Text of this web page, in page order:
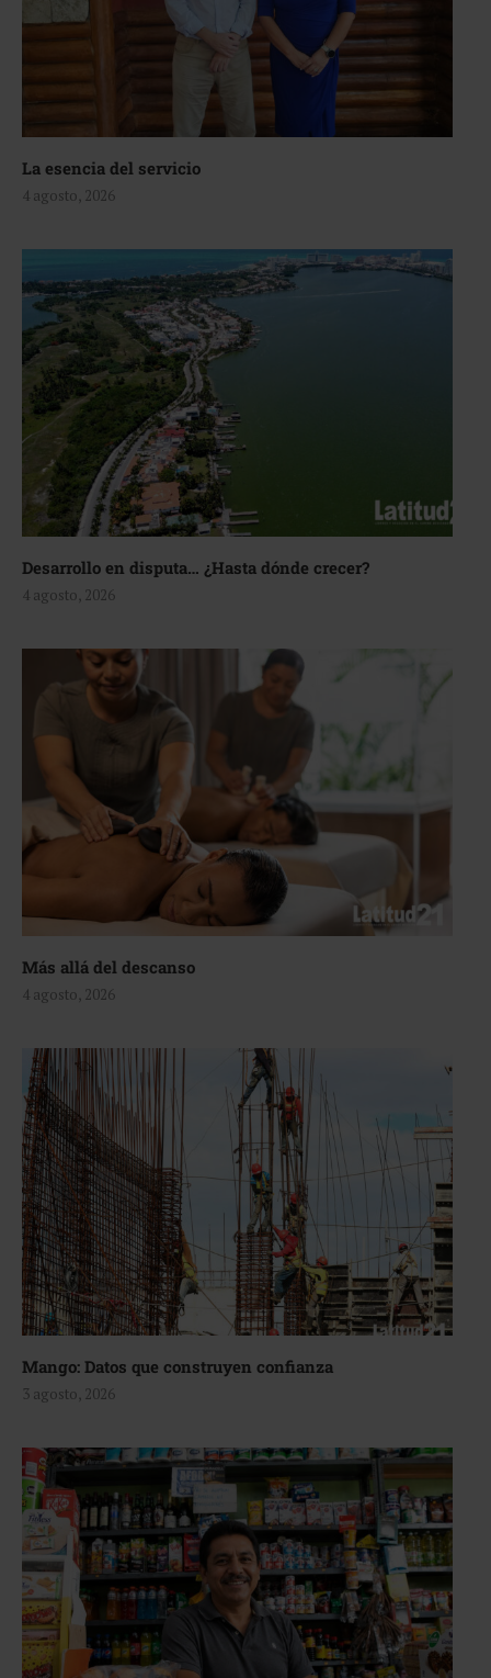
La esencia del servicio
4 agosto, 2026
Desarrollo en disputa… ¿Hasta dónde crecer?
4 agosto, 2026
Más allá del descanso
4 agosto, 2026
Mango: Datos que construyen confianza
3 agosto, 2026